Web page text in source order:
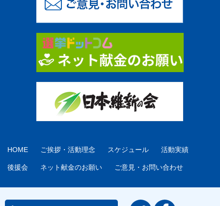
HOME ご挨拶・活動理念 スケジュール 活動実績
後援会 ネット献金のお願い ご意見・お問い合わせ